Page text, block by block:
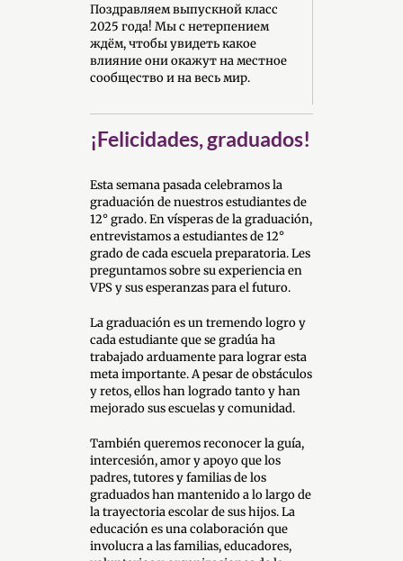
Поздравляем выпускной класс
2025 года! Мы с нетерпением
ждём, чтобы увидеть какое
влияние они окажут на местное
сообщество и на весь мир.
¡Felicidades, graduados!
Esta semana pasada celebramos la
graduación de nuestros estudiantes de
12° grado. En vísperas de la graduación,
entrevistamos a estudiantes de 12°
grado de cada escuela preparatoria. Les
preguntamos sobre su experiencia en
VPS y sus esperanzas para el futuro.
La graduación es un tremendo logro y
cada estudiante que se gradúa ha
trabajado arduamente para lograr esta
meta importante. A pesar de obstáculos
y retos, ellos han logrado tanto y han
mejorado sus escuelas y comunidad.
También queremos reconocer la guía,
intercesión, amor y apoyo que los
padres, tutores y familias de los
graduados han mantenido a lo largo de
la trayectoria escolar de sus hijos. La
educación es una colaboración que
involucra a las familias, educadores,